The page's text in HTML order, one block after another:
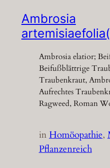
Ambrosia
Ambrosia elatior;
Beifußblättrige
Traubenkraut,
Aufrechtes
Ragweed, Roman
inHomöopathie,
Pflanzenreich